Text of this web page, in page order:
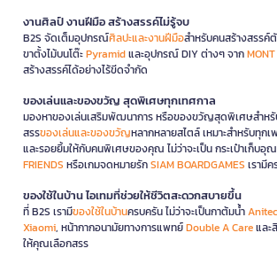
งานศิลป์ งานฝีมือ สร้างสรรค์ไม่รู้จบ
B2S จัดเต็มอุปกรณ์ศิลปะและงานฝีมือสำหรับคนสร้างสรรค์
ขาตั้งไม้บนโต๊ะPyramidและอุปกรณ์ DIY ต่างๆ จาก
สร้างสรรค์ได้อย่างไร้ขีดจำกัด
ของเล่นและของขวัญ สุดพิเศษทุกเทศกาล
มองหาของเล่นเสริมพัฒนาการ หรือของขวัญสุดพิเศษสำหรั
สรรของเล่นและของขวัญหลากหลายสไตล์ เหมาะสำหรับทุก
และรอยยิ้มให้กับคนพิเศษของคุณ ไม่ว่าจะเป็น กระเป๋าเก็บอุ
FRIENDS หรือเกมจดหมายรักSIAM BOARDGAMES เรามีค
ของใช้ในบ้าน ไอเทมที่ช่วยให้ชีวิตสะดวกสบายขึ้น
ที่ B2S เรามีของใช้ในบ้านครบครัน ไม่ว่าจะเป็นกาต้มน้ำ
Xiaomi, หน้ากากอนามัยทางการแพทย์Double A Careและ
ให้คุณเลือกสรร